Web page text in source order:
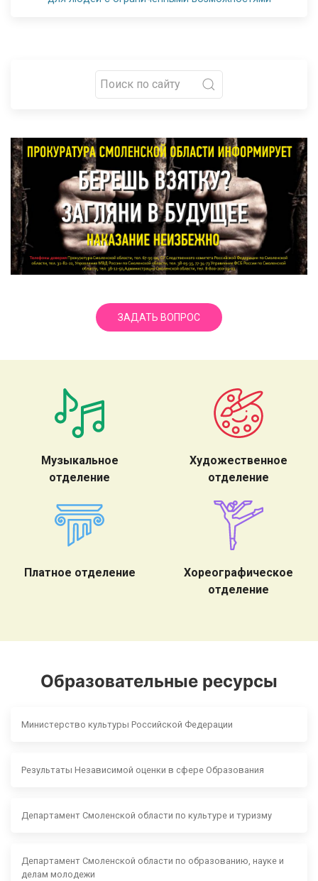
ЗАДАТЬ ВОПРОС
Музыкальное
отделение
Художественное
отделение
Платное отделение
Хореографическое
отделение
Образовательные ресурсы
Министерство культуры Российской Федерации
Результаты Независимой оценки в сфере Образования
Департамент Смоленской области по культуре и туризму
Департамент Смоленской области по образованию, науке и
делам молодежи